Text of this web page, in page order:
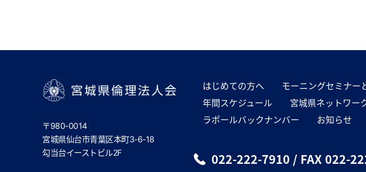
〒980-0014
宮城県仙台市青葉区本町3-6-18
勾当台イーストビル2F
はじめての方へ モーニングセミナー
年間スケジュール
宮城県ネットワー
ラポールバックナンバー
お知らせ
022-222-7910 / FAX 022-